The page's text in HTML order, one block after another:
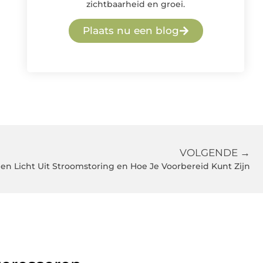
zichtbaarheid en groei.
Plaats nu een blog
VOLGENDE →
Licht Uit Stroomstoring en Hoe Je Voorbereid Kunt Zijn